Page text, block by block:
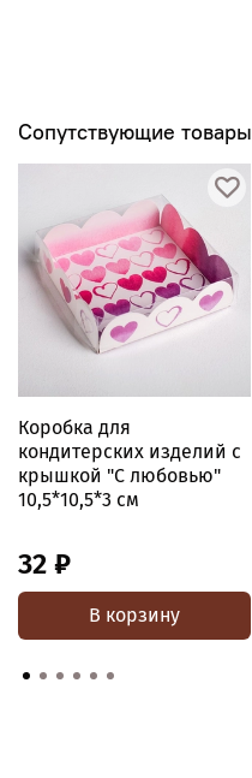
Сопутствующие товары
Коробка для
кондитерских изделий с
крышкой "С любовью"
10,5*10,5*3 см
32 ₽
В корзину